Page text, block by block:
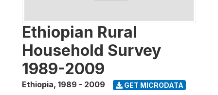
Ethiopian Rural
Household Survey
1989-2009
Ethiopia, 1989 - 2009 GET MICRODATA